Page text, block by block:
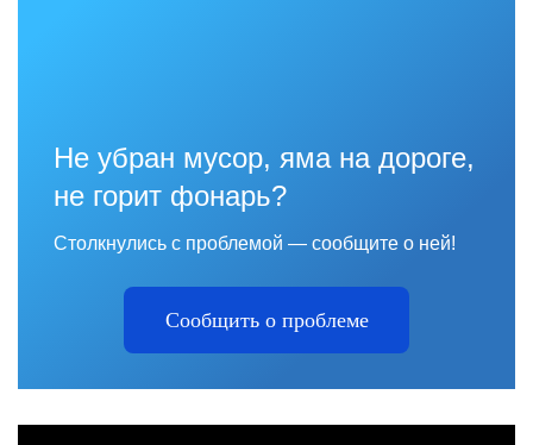
Не убран мусор, яма на дороге,
не горит фонарь?
Столкнулись с проблемой — сообщите о ней!
Сообщить о проблеме